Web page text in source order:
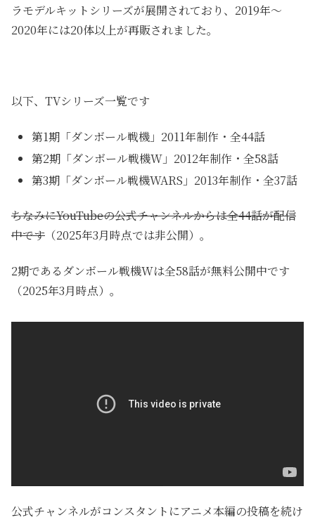
ラモデルキットシリーズが展開されており、2019年～
2020年には20体以上が再販されました。
以下、TVシリーズ一覧です
第1期「ダンボール戦機」2011年制作・全44話
第2期「ダンボール戦機W」2012年制作・全58話
第3期「ダンボール戦機WARS」2013年制作・全37話
ちなみにYouTubeの公式チャンネルからは全44話が配信
中です （2025年3月時点では非公開）。
2期であるダンボール戦機Wは全58話が無料公開中です
（2025年3月時点）。
公式チャンネルがコンスタントにアニメ本編の投稿を続け